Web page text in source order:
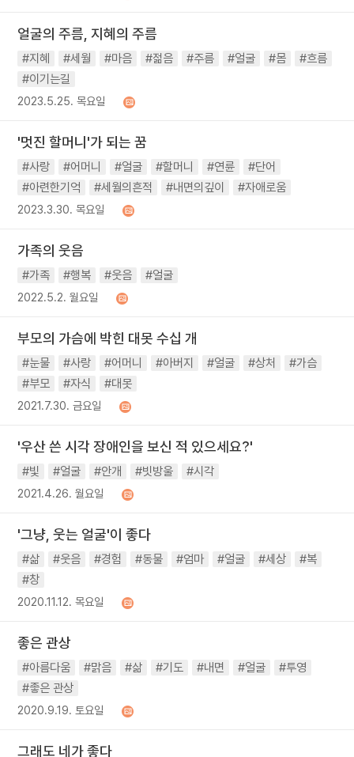
얼굴의 주름, 지혜의 주름
#지혜 #세월 #마음 #젊음 #주름 #얼굴 #몸
#흐름
#이기는길
2023.5.25. 목요일
'멋진 할머니'가 되는 꿈
#사랑 #어머니 #얼굴 #할머니 #연륜
#단어
#아련한기억
#세월의흔적 #내면의깊이 #자애로움
2023.3.30. 목요일
가족의 웃음
#가족 #행복 #웃음 #얼굴
2022.5.2. 월요일
부모의 가슴에 박힌 대못 수십 개
#눈물 #사랑 #어머니 #아버지 #얼굴 #상처
#가슴
#부모
#자식 #대못
2021.7.30. 금요일
'우산 쓴 시각 장애인을 보신 적 있으세요?'
#빛 #얼굴 #안개 #빗방울 #시각
2021.4.26. 월요일
'그냥, 웃는 얼굴'이 좋다
#삶 #웃음 #경험 #동물 #엄마 #얼굴 #세상
#복
#창
2020.11.12. 목요일
좋은 관상
#아름다움 #맑음 #삶 #기도 #내면 #얼굴
#투영
#좋은 관상
2020.9.19. 토요일
그래도 네가 좋다